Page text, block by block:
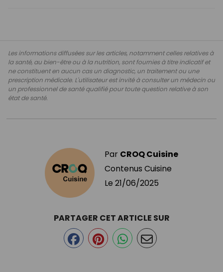
Les informations diffusées sur les articles, notamment celles relatives à
la santé, au bien-être ou à la nutrition, sont fournies à titre indicatif et
ne constituent en aucun cas un diagnostic, un traitement ou une
prescription médicale. L'utilisateur est invité à consulter un médecin ou
un professionnel de santé qualifié pour toute question relative à son
état de santé.
Par CROQ Cuisine
Contenus Cuisine
Le 21/06/2025
PARTAGER CET ARTICLE SUR